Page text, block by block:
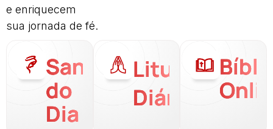
e enriquecem
sua jornada de fé.
Santo
do
Dia
Liturgia
Diária